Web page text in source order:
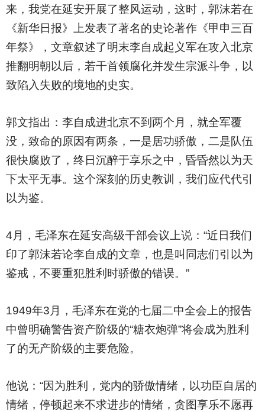
来，我党在延安开展了整风运动，这时，郭沫若在
《新华日报》上发表了著名的史论著作《甲申三百
年祭》，文章叙述了明末李自成起义军在攻入北京
推翻明朝以后，若干首领腐化并发生宗派斗争，以
致陷入失败的境地的史实。
郭文指出：李自成进北京不到两个月，就全军覆
没，致命的原因有两条，一是居功骄傲，二是队伍
很快腐败了，终日沉醉于享乐之中，昏昏然以为天
下太平无事。这个深刻的历史教训，我们应代代引
以为鉴。
4 月，毛泽东在延安高级干部会议上说：“近日我们
印了郭沫若论李自成的文章，也是叫同志们引以为
鉴戒，不要重犯胜利时骄傲的错误。”
1949年3月，毛泽东在党的七届二中全会上的报告
中曾明确警告资产阶级的“糖衣炮弹”将会成为胜利
了的无产阶级的主要危险。
他说：“因为胜利，党内的骄傲情绪，以功臣自居的
情绪，停顿起来不求进步的情绪，贪图享乐不愿再